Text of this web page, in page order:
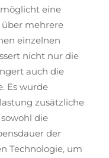
eine
mehrere
einzelnen
nicht nur die
auch die
Es wurde
zusätzliche
die
der
Technologie, um